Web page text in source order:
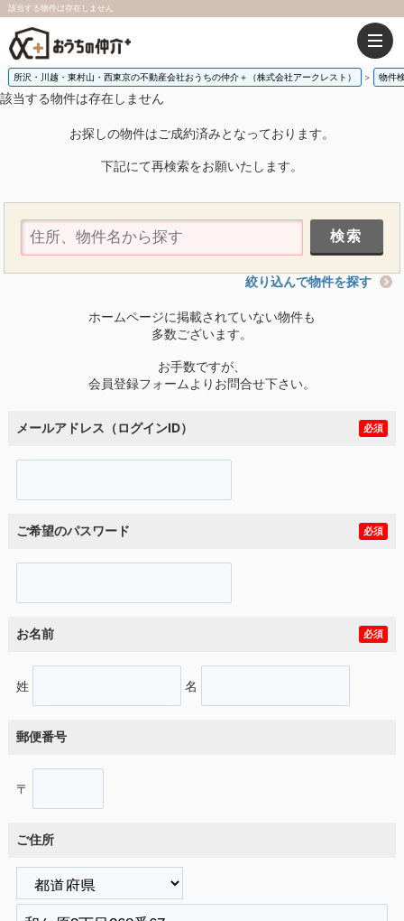
該当する物件は存在しません
所沢・川越・東村山・西東京の不動産会社おうちの仲介＋（株式会社アークレスト） 物件
該当する物件は存在しません
お探しの物件はご成約済みとなっております。
下記にて再検索をお願いたします。
絞り込んで物件を探す
ホームページに掲載されていない物件も
多数ございます。
お手数ですが、
会員登録フォームよりお問合せ下さい。
メールアドレス（ログインID） 必須
ご希望のパスワード 必須
お名前 必須
姓 名
郵便番号
〒
ご住所